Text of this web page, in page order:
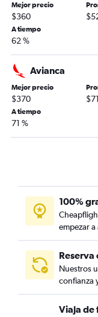
Mejor precio
$360
A tiempo
62 %
Avianca
Mejor precio
$370
A tiempo
71 %
100%
empezar
Nuestros
confianza
Viaja de